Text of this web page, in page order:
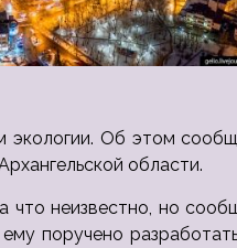
экологии. Об этом
области.
неизвестно, но
поручено